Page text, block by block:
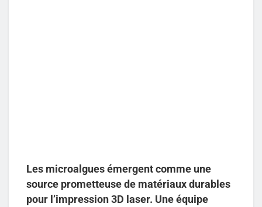
Les microalgues émergent comme une
source prometteuse de matériaux durables
pour l’impression 3D laser. Une équipe